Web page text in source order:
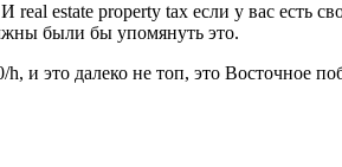
estate property tax если у вас есть
были бы упомянуть это.
и это далеко не топ, это Восточное